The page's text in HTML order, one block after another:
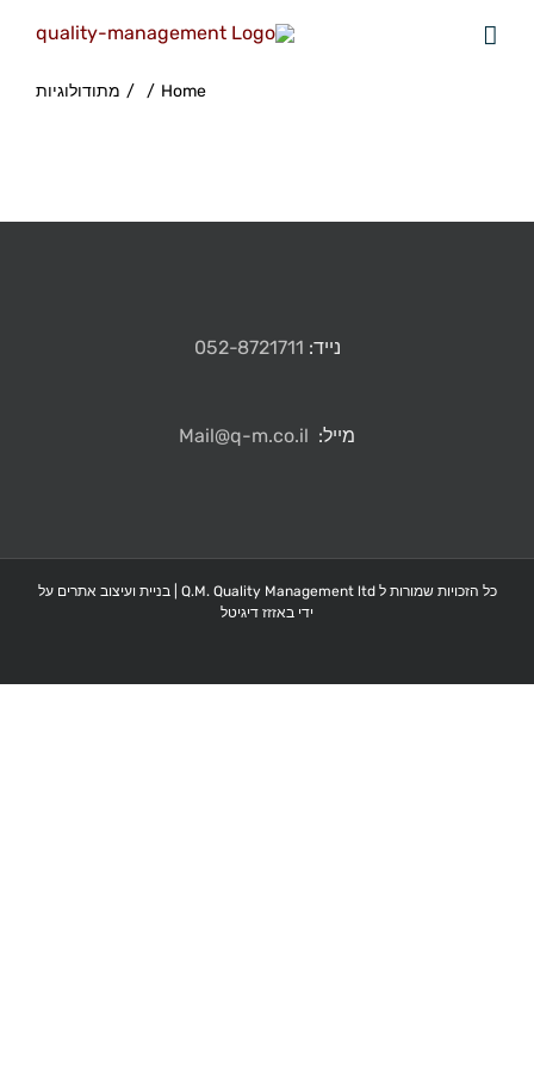
Home
/
/ מתודולוגיות
נייד: 052-8721711
מייל: Mail@q-m.co.il
כל הזכויות שמורות ל Q.M. Quality Management ltd |
בניית ועיצוב אתרים על
ידי באזזז דיגיטל